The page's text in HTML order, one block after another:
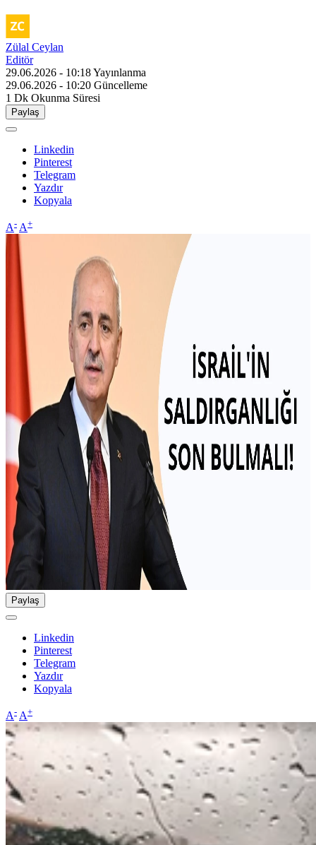
Zülal Ceylan
Editör
29.06.2026 - 10:18Yayınlanma
29.06.2026 - 10:20 Güncelleme
1 Dk Okunma Süresi
Paylaş
Linkedin
Pinterest
Telegram
Yazdır
Kopyala
A- A+
Paylaş
Linkedin
Pinterest
Telegram
Yazdır
Kopyala
A- A+